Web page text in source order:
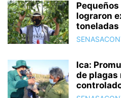
lograron
toneladas
Ica:
de plagas